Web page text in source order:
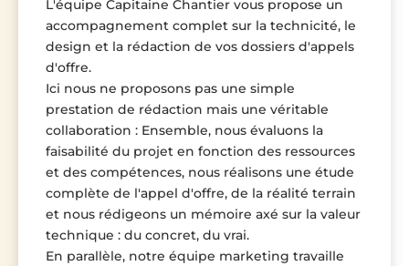
L'équipe Capitaine Chantier vous propose un
accompagnement complet sur la technicité, le
design et la rédaction de vos dossiers d'appels
d'offre.
Ici nous ne proposons pas une simple
prestation de rédaction mais une véritable
collaboration : Ensemble, nous évaluons la
faisabilité du projet en fonction des ressources
et des compétences, nous réalisons une étude
complète de l'appel d'offre, de la réalité terrain
et nous rédigeons un mémoire axé sur la valeur
technique : du concret, du vrai.
En parallèle, notre équipe marketing travaille